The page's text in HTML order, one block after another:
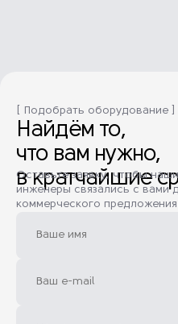
[ Подобрать оборудование ]
Найдём то,
что вам нужно,
в кратчайшие
Оставьте заявку, чтобы
инженеры связались с вами
коммерческого предложения